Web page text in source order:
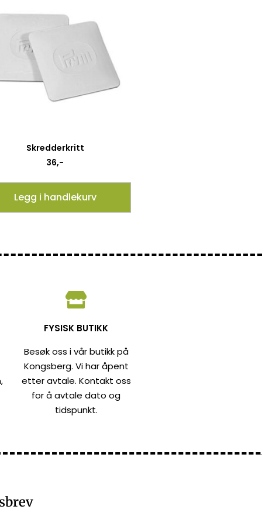
Skredderkritt
36,-
Legg i handlekurv
FYSISK BUTIKK
Besøk oss i vår butikk på
Kongsberg. Vi har åpent
etter avtale. Kontakt oss
for å avtale dato og
tidspunkt.